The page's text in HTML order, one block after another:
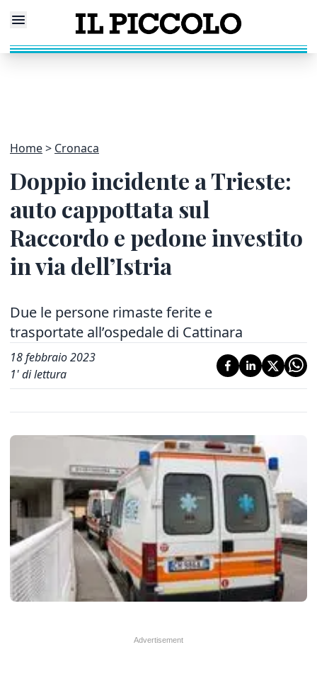
Home Cronaca
Doppio incidente a Trieste:
auto cappottata sul
Raccordo e pedone investito
in via dell’Istria
Due le persone rimaste ferite e
trasportate all’ospedale di Cattinara
18 febbraio 2023
1' di lettura